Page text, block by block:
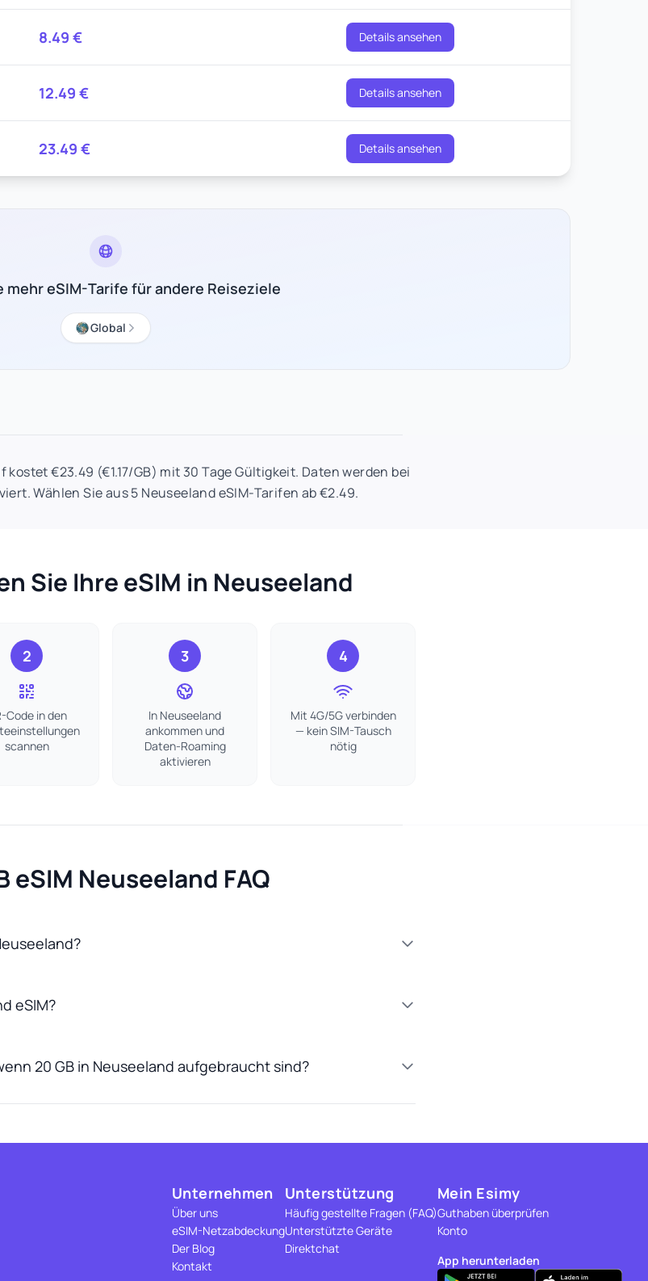
8.49 € Details ansehen
12.49 € Details ansehen
23.49 € Details ansehen
mehr eSIM-Tarife für andere Reiseziele
Global
kostet €23.49 (€1.17/GB) mit 30 Tage Gültigkeit. Daten werden bei
Wählen Sie aus 5 Neuseeland eSIM-Tarifen ab €2.49.
Sie Ihre eSIM in Neuseeland
2
Code in den
scannen
3
In Neuseeland
ankommen und
Daten-Roaming
aktivieren
4
Mit 4G/5G verbinden
— kein SIM-Tausch
nötig
eSIM Neuseeland FAQ
eSIM?
20 GB in Neuseeland aufgebraucht sind?
Unternehmen
Über uns
eSIM-Netzabdeckung
Der Blog
Kontakt
Unterstützung
Häufig gestellte Fragen (FAQ)
Unterstützte Geräte
Direktchat
Mein Esimy
Guthaben überprüfen
Konto
App herunterladen